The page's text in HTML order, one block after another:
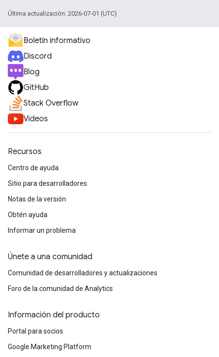
Última actualización: 2026-07-01 (UTC)
Boletín informativo
Discord
Blog
GitHub
Stack Overflow
Videos
Recursos
Centro de ayuda
Sitio para desarrolladores
Notas de la versión
Obtén ayuda
Informar un problema
Únete a una comunidad
Comunidad de desarrolladores y actualizaciones
Foro de la comunidad de Analytics
Información del producto
Portal para socios
Google Marketing Platform